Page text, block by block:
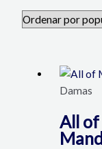
Damas
All of